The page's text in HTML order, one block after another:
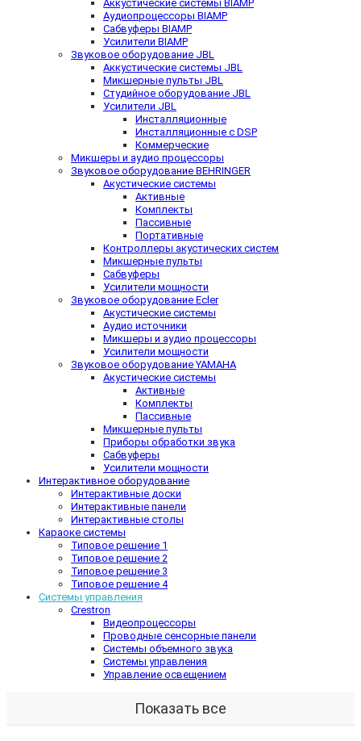
Аккустические системы BIAMP
Аудиопроцессоры BIAMP
Сабвуферы BIAMP
Усилители BIAMP
Звуковое оборудование JBL
Аккустические системы JBL
Микшерные пульты JBL
Студийное оборудование JBL
Усилители JBL
Инсталляционные
Инсталляционные с DSP
Коммерческие
Микшеры и аудио процессоры
Звуковое оборудование BEHRINGER
Акустические системы
Активные
Комплекты
Пассивные
Портативные
Контроллеры акустических систем
Микшерные пульты
Сабвуферы
Усилители мощности
Звуковое оборудование Ecler
Акустические системы
Аудио источники
Микшеры и аудио процессоры
Усилители мощности
Звуковое оборудование YAMAHA
Акустические системы
Активные
Комплекты
Пассивные
Микшерные пульты
Приборы обработки звука
Сабвуферы
Усилители мощности
Интерактивное оборудование
Интерактивные доски
Интерактивные панели
Интерактивные столы
Караоке системы
Типовое решение 1
Типовое решение 2
Типовое решение 3
Типовое решение 4
Системы управления
Crestron
Видеопроцессоры
Проводные сенсорные панели
Системы объемного звука
Системы управления
Управление освещением
Показать все